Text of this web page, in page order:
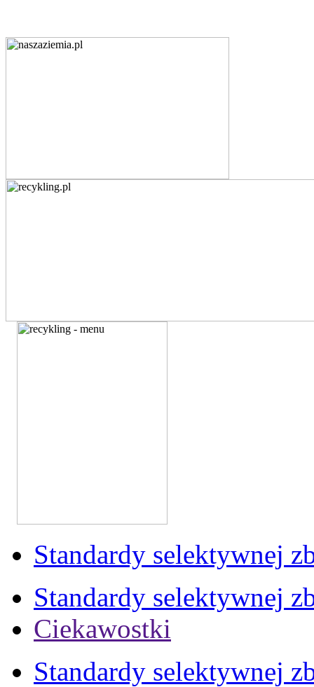
Standardy selektywnej
Standardy selektywnej
Ciekawostki
Standardy selektywnej